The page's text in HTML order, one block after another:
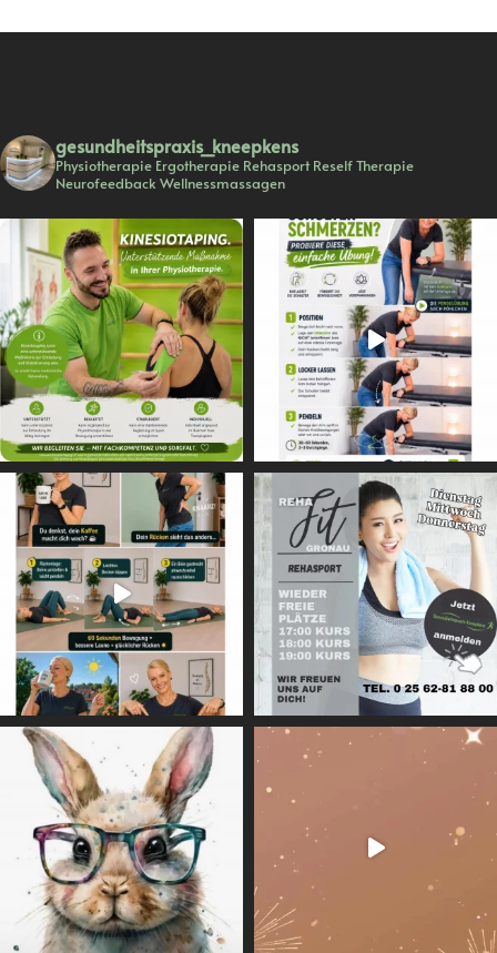
gesundheitspraxis_kneepkens
Physiotherapie Ergotherapie RehasportReself Therapie
Neurofeedback Wellnessmassagen